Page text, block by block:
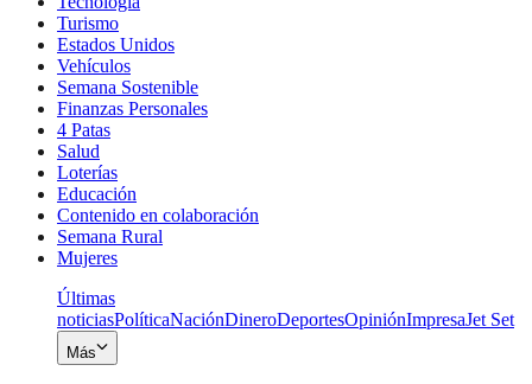
Turismo
Estados Unidos
Vehículos
Semana Sostenible
Finanzas Personales
4 Patas
Salud
Loterías
Educación
Contenido en colaboración
Semana Rural
Mujeres
Últimas
noticiasPolíticaNaciónDineroDeportesOpiniónImpresaJet Set
Más